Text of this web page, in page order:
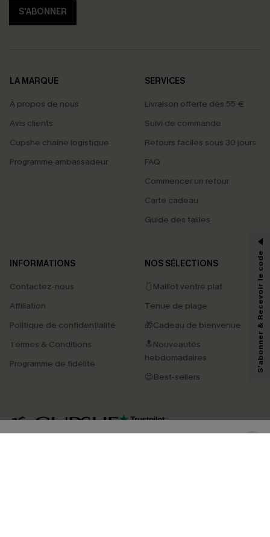
S'ABONNER
LA MARQUE
À propos de nous
Avis clients
Cupshe chaîne logistique
Programme ambassadeur
SERVICES
Livraison offerte dès 55 €
Suivi de commande
Retours faciles sous 30 jours
FAQ
Commencer un retour
Carte cadeau
Guide des tailles
INFORMATIONS
Contactez-nous
Affiliation
Politique de confidentialité
Termes & Conditions
Programme de fidélité
NOS SÉLECTIONS
🩱Maillot ventre plat
Tenue de plage
🎁Cadeau de bienvenue
🔝Nouveautés
hebdomadaires
😍Best-sellers
4.4
PROFITEZ DE -15%
marketing (y compris du contenu généré par l'IA) de Cupshe et
pouvons utiliser les données collectées sur notre site ainsi que des
savoir si ceux-ci ont été ouverts, de mesurer votre engagement, de
personnaliser nos contenus et nos offres, et de vous recommander des
produits susceptibles de vous intéresser, conformément à notre
Politique de
. Vous pouvez vous désabonner à tout moment.
S'abonner & Recevoir le code